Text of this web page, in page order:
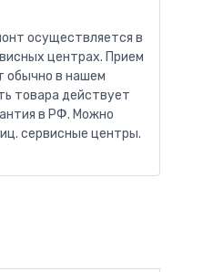
осуществляется в
центрах. Прием
обычно в нашем
товара действует
в РФ. Можно
сервисные центры.